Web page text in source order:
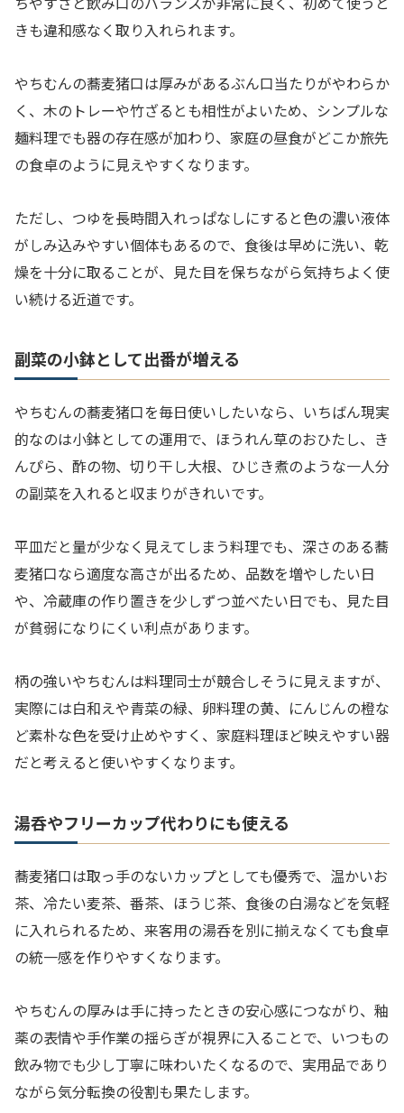
きも違和感なく取り入れられます。
やちむんの蕎麦猪口は厚みがあるぶん口当たりがやわらか
く、木のトレーや竹ざるとも相性がよいため、シンプルな
麺料理でも器の存在感が加わり、家庭の昼食がどこか旅先
の食卓のように見えやすくなります。
ただし、つゆを長時間入れっぱなしにすると色の濃い液体
がしみ込みやすい個体もあるので、食後は早めに洗い、乾
燥を十分に取ることが、見た目を保ちながら気持ちよく使
い続ける近道です。
副菜の小鉢として出番が増える
やちむんの蕎麦猪口を毎日使いしたいなら、いちばん現実
的なのは小鉢としての運用で、ほうれん草のおひたし、き
んぴら、酢の物、切り干し大根、ひじき煮のような一人分
の副菜を入れると収まりがきれいです。
平皿だと量が少なく見えてしまう料理でも、深さのある蕎
麦猪口なら適度な高さが出るため、品数を増やしたい日
や、冷蔵庫の作り置きを少しずつ並べたい日でも、見た目
が貧弱になりにくい利点があります。
柄の強いやちむんは料理同士が競合しそうに見えますが、
実際には白和えや青菜の緑、卵料理の黄、にんじんの橙な
ど素朴な色を受け止めやすく、家庭料理ほど映えやすい器
だと考えると使いやすくなります。
湯呑やフリーカップ代わりにも使える
蕎麦猪口は取っ手のないカップとしても優秀で、温かいお
茶、冷たい麦茶、番茶、ほうじ茶、食後の白湯などを気軽
に入れられるため、来客用の湯呑を別に揃えなくても食卓
の統一感を作りやすくなります。
やちむんの厚みは手に持ったときの安心感につながり、釉
薬の表情や手作業の揺らぎが視界に入ることで、いつもの
飲み物でも少し丁寧に味わいたくなるので、実用品であり
ながら気分転換の役割も果たします。